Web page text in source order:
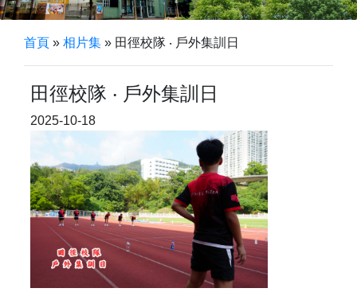
首頁 » 相片集 » 田徑校隊 ‧ 戶外集訓日
田徑校隊 ‧ 戶外集訓日
2025-10-18